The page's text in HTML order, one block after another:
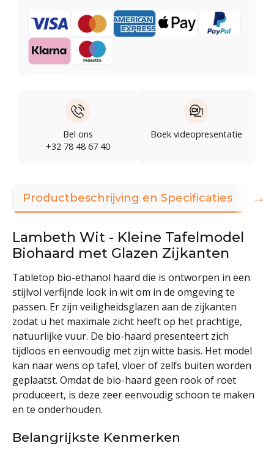
Bel ons
+32 78 48 67 40
Boek videopresentatie
Productbeschrijving en Specificaties
Lambeth Wit - Kleine Tafelmodel
Biohaard met Glazen Zijkanten
Tabletop bio-ethanol haard die is ontworpen in een
stijlvol verfijnde look in wit om in de omgeving te
passen. Er zijn veiligheidsglazen aan de zijkanten
zodat u het maximale zicht heeft op het prachtige,
natuurlijke vuur. De bio-haard presenteert zich
tijdloos en eenvoudig met zijn witte basis. Het model
kan naar wens op tafel, vloer of zelfs buiten worden
geplaatst. Omdat de bio-haard geen rook of roet
produceert, is deze zeer eenvoudig schoon te maken
en te onderhouden.
Belangrijkste Kenmerken
→